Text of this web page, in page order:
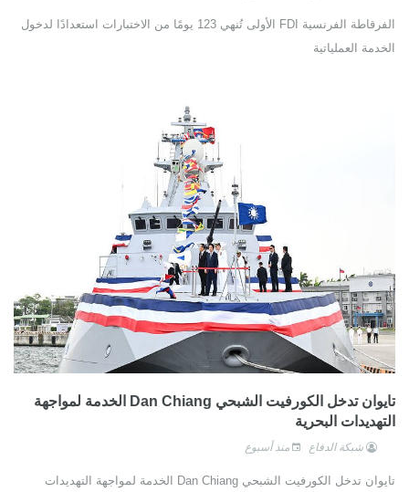
الفرقاطة الفرنسية FDI الأولى تُنهي 123 يومًا من الاختبارات استعدادًا لدخول
الخدمة العملياتية
تايوان تدخل الكورفيت الشبحي Dan Chiang الخدمة لمواجهة
التهديدات البحرية
شبكة الدفاع منذ أسبوع
تايوان تدخل الكورفيت الشبحي Dan Chiang الخدمة لمواجهة التهديدات